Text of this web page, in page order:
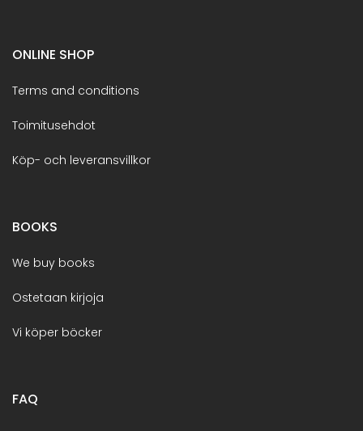
ONLINE SHOP
Terms and conditions
Toimitusehdot
Köp- och leveransvillkor
BOOKS
We buy books
Ostetaan kirjoja
Vi köper böcker
FAQ